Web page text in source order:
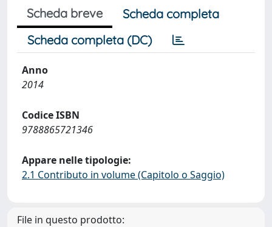
Scheda breve
Scheda completa
Scheda completa (DC)
Anno
2014
Codice ISBN
9788865721346
Appare nelle tipologie:
2.1 Contributo in volume (Capitolo o Saggio)
File in questo prodotto: